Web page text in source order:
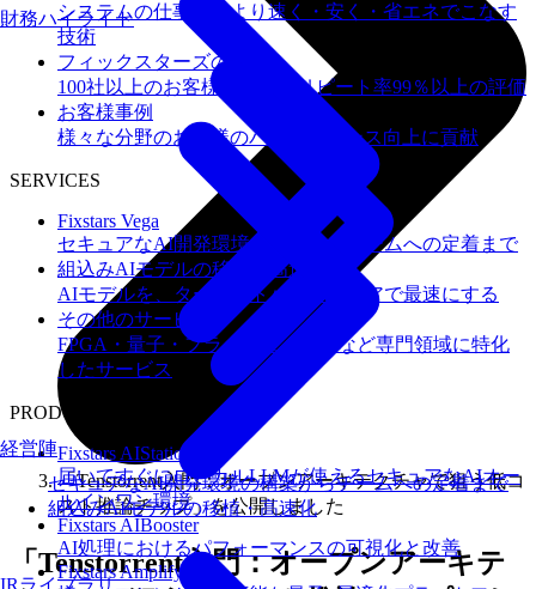
システムの仕事を、より速く・安く・省エネでこなす
技術
フィックスターズの​強み
100社以上のお客様を支援しリピート率99％以上の評価
お客様事例
様々な分野のお客様のパフォーマンス向上に貢献
SERVICES
Fixstars Vega
セキュアなAI開発環境の構築からチームへの定着まで
組込みAIモデルの移植・高速化
AIモデルを、ターゲットハードウェアで最速にする
その他のサービス
FPGA・量子・フラッシュメモリなど専門領域に特化
したサービス
PRODUCTS
Fixstars AIStation
届いてすぐにローカルLLMが使えるセキュアなAIオー
ルインワン環境
Fixstars AIBooster
AI処理におけるパフォーマンスの可視化と改善
Fixstars Amplify
経営陣
セキュアなAI開発環境の構築からチームへの定着まで
組込みAIモデルの移植・高速化
財務ハイライト
IRライブラリ
「Tenstorrent入門：オープンアーキテクチャで狙う低コ
スト推論チップ」を公開しました
「Tenstorrent入門：オープンアーキテ